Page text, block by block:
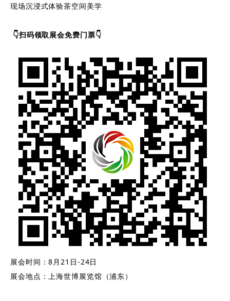
现场沉浸式体验茶空间美学
👇扫码领取展会免费门票👇
展会时间：8月21日-24日
展会地点：上海世博展览馆（浦东）